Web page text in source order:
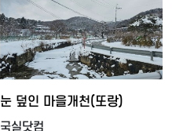
눈 덮인 마을개천(또랑)
국실닷컴